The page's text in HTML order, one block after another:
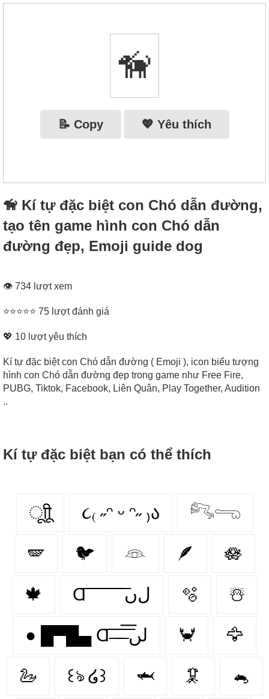
🦮
📝 Copy 💖 Yêu thích
🦮 Kí tự đặc biệt con Chó dẫn đường,
tạo tên game hình con Chó dẫn
đường đẹp, Emoji guide dog
👁 734 lượt xem
⭐⭐⭐⭐⭐ 75 lượt đánh giá
💖 10 lượt yêu thích
Kí tự đặc biệt con Chó dẫn đường ( Emoji ), icon biểu tượng
hình con Chó dẫn đường đẹp trong game như Free Fire,
PUBG, Tiktok, Facebook, Liên Quân, Play Together, Audition
..
Kí tự đặc biệt bạn có thể thích
ूाीू ૮₍ ˶ᵔ ᵕ ᵔ˶ ₎ა 𓀐𓂸
🪽 🐦 𓁻 🪶 🪷
🍁 Ɑ͞ ͞ ͞ ͞ ͞ ͞ ͞ ͞ لﮞ 🫧 ☃️
● █▀█▄ Ɑ͞ ̶͞ ̶͞ ̶͞ لں͞ 🦀 🦅
🦢 ꒰ঌ ໒꒱ 🦈 🦑 🐁